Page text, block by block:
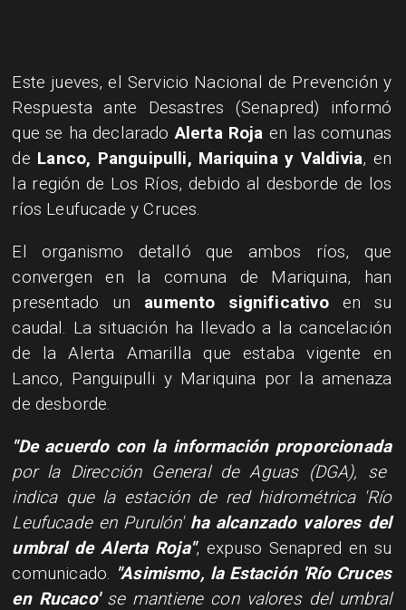
Este jueves, el Servicio Nacional de Prevención y
Respuesta ante Desastres (Senapred) informó
que se ha declaradoAlerta Roja en las comunas
de Lanco, Panguipulli, Mariquina y Valdivia, en
la región de Los Ríos, debido al desborde de los
ríos Leufucade y Cruces.
El organismo detalló que ambos ríos, que
convergen en la comuna de Mariquina, han
presentado un aumento significativoen su
caudal. La situación ha llevado a la cancelación
de la Alerta Amarilla que estaba vigente en
Lanco, Panguipulli y Mariquina por la amenaza
de desborde.
"De acuerdo con la información proporcionada
por la Dirección General de Aguas (DGA), se
indica que la estación de red hidrométrica 'Río
Leufucade en Purulón' ha alcanzado valores del
umbral de Alerta Roja", expuso Senapred en su
comunicado. "Asimismo, la Estación 'Río Cruces
en Rucaco'se mantiene con valores del umbral